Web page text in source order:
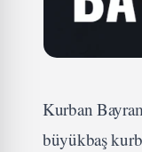
Kurban
büyükbaş